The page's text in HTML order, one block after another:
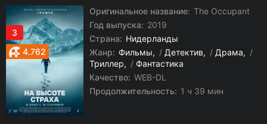
3
4.762
Оригинальное название: The Occupant
Год выпуска: 2019
Страна: Нидерланды
Жанр: Фильмы / Детектив / Драма
/
Триллер
/ Фантастика
Качество: WEB-DL
Продолжительность: 1 ч 39 мин